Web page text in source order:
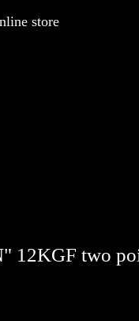
store
12KGF two